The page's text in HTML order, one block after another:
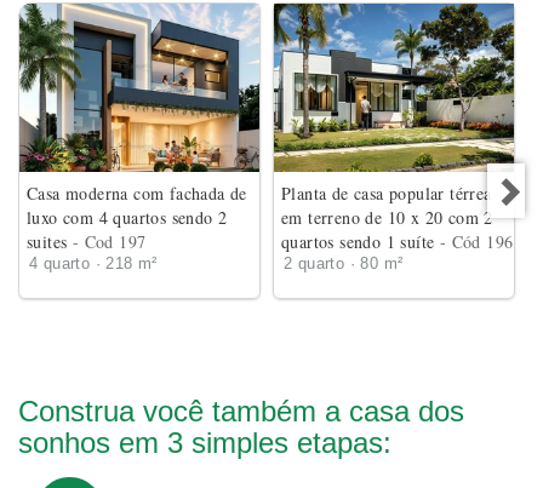
Casa moderna com fachada de
luxo com 4 quartos sendo 2
suites - Cod 197
4 quarto · 218 m²
Planta de casa popular térrea
em terreno de 10 x 20 com 2
quartos sendo 1 suíte - Cód 196
2 quarto · 80 m²
Construa você também a casa dos
sonhos em 3 simples etapas: